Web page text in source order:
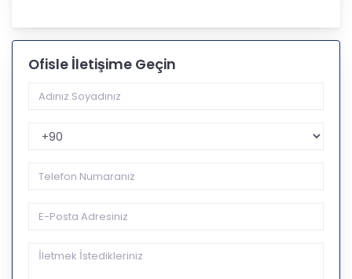
Ofisle İletişime Geçin
Telefon Kodu